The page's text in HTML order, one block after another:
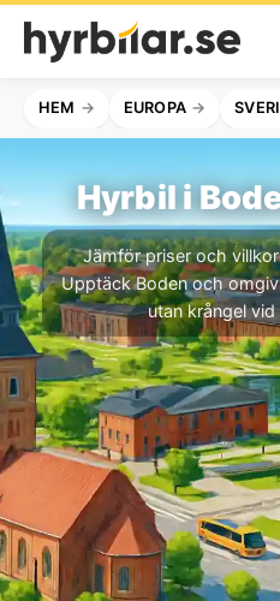
HEM EUROPA
Hyrbil i
Jämför priser och
Upptäck Boden och
utan krångel